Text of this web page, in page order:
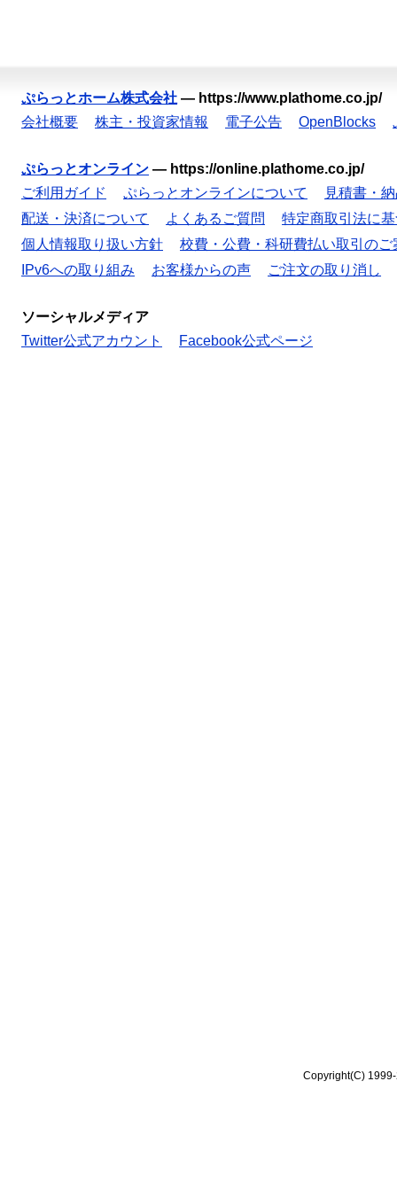
ぷらっとホーム株式会社 — https://www.plathome.co.jp/
会社概要
株主・投資家情報 電子公告 OpenBlocks
ぷらっとオンライン — https://online.plathome.co.jp/
ご利用ガイド
ぷらっとオンラインについて
見積書・
配送・決済について
よくあるご質問
特定商取引法に
個人情報取り扱い方針
校費・公費・科研費払い取引のご
IPv6への取り組み
お客様からの声 ご注文の取り消し
ソーシャルメディア
Twitter公式アカウント
Facebook公式ページ
Copyright(C)